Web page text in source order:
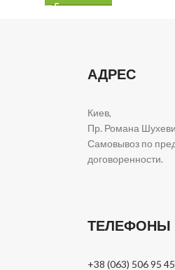
АДРЕС
Киев,
Пр. Романа
Самовывоз по
договоренности.
ТЕЛЕФОНЫ
+38 (063) 506 95 45